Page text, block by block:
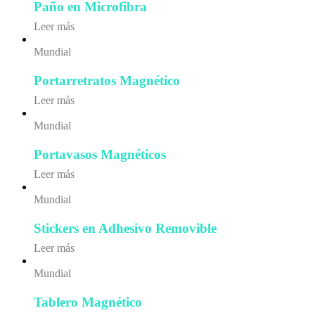
Paño en Microfibra
Leer más
Mundial
Portarretratos Magnético
Leer más
Mundial
Portavasos Magnéticos
Leer más
Mundial
Stickers en Adhesivo Removible
Leer más
Mundial
Tablero Magnético